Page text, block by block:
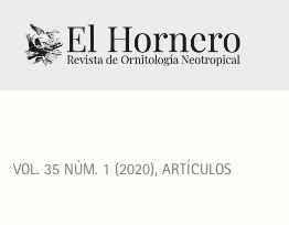
Nueva información sobre sitios
VOL. 35 NÚM. 1 (2020), ARTÍCULOS